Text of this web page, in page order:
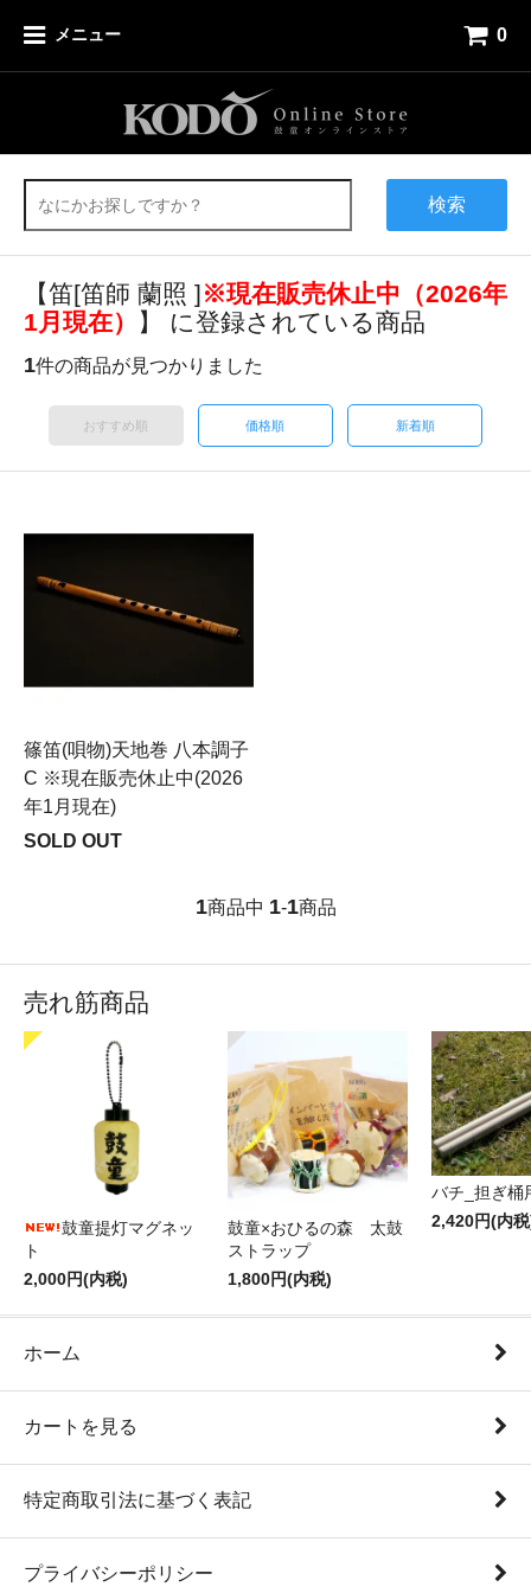
メニュー 0
検索
【笛[笛師 蘭照 ]※現在販売休止中（2026年
1月現在）
】 に登録されている商品
1件の商品が見つかりました
おすすめ順 価格順 新着順
篠笛(唄物)天地巻 八本調子
C ※現在販売休止中(2026
年1月現在)
SOLD OUT
1商品中 1-1商品
売れ筋商品
鼓童提灯マグネッ
ト
2,000円(内税)
鼓童×おひるの森 太鼓
ストラップ
1,800円(内税)
バチ_担ぎ桶
2,420円(内
ホーム
カートを見る
特定商取引法に基づく表記
プライバシーポリシー